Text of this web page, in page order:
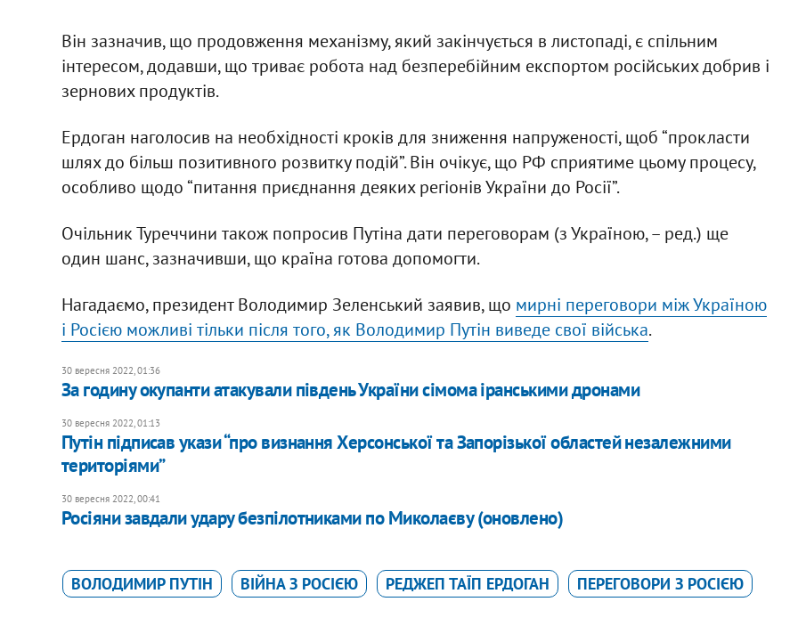
Він зазначив, що продовження механізму, який закінчується в листопаді, є спільним
інтересом, додавши, що триває робота над безперебійним експортом російських добрив і
зернових продуктів.
Ердоган наголосив на необхідності кроків для зниження напруженості, щоб “прокласти
шлях до більш позитивного розвитку подій”. Він очікує, що РФ сприятиме цьому процесу,
особливо щодо “питання приєднання деяких регіонів України до Росії”.
Очільник Туреччини також попросив Путіна дати переговорам (з Україною, – ред.) ще
один шанс, зазначивши, що країна готова допомогти.
Нагадаємо, президент Володимир Зеленський заявив, що мирні переговори між Україною
і Росією можливі тільки після того, як Володимир Путін виведе свої війська.
30 вересня 2022, 01:36
За годину окупанти атакували південь України сімома іранськими дронами
30 вересня 2022, 01:13
Путін підписав укази “про визнання Херсонської та Запорізької областей незалежними
територіями”
30 вересня 2022, 00:41
Росіяни завдали удару безпілотниками по Миколаєву (оновлено)
ВОЛОДИМИР ПУТІН ВІЙНА З РОСІЄЮ РЕДЖЕП ТАЇП ЕРДОГАН ПЕРЕГОВОРИ З РОСІЄЮ